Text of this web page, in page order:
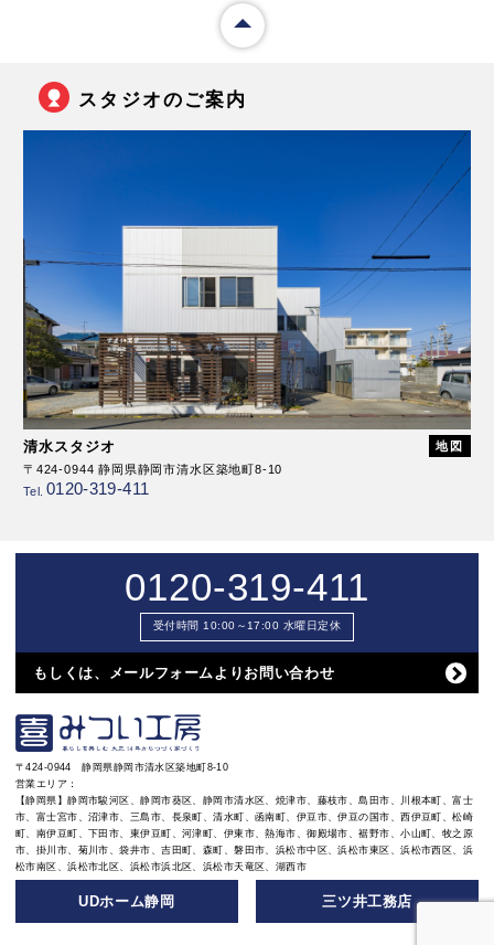
スタジオのご案内
清水スタジオ
地図
〒424-0944 静岡県静岡市清水区築地町8-10
Tel. 0120-319-411
0120-319-411
受付時間 10:00～17:00 水曜日定休
もしくは、メールフォームよりお問い合わせ
〒424-0944 静岡県静岡市清水区築地町8-10
営業エリア：
【静岡県】静岡市駿河区、静岡市葵区、静岡市清水区、焼津市、藤枝市、島田市、川根本町、富士
市、富士宮市、沼津市、三島市、長泉町、清水町、函南町、伊豆市、伊豆の国市、西伊豆町、松崎
町、南伊豆町、下田市、東伊豆町、河津町、伊東市、熱海市、御殿場市、裾野市、小山町、牧之原
市、掛川市、菊川市、袋井市、吉田町、森町、磐田市、浜松市中区、浜松市東区、浜松市西区、浜
松市南区、浜松市北区、浜松市浜北区、浜松市天竜区、湖西市
UDホーム静岡 三ツ井工務店